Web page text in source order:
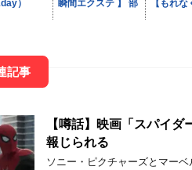
記事
【噂話】映画「スパイ
報じられる
ソニー・ピクチャーズとマー